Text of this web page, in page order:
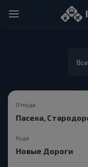
Все
Откуда
Куда